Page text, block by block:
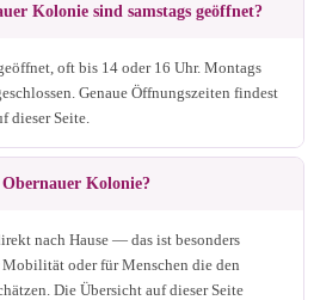
Kolonie sind samstags geöffnet?
oft bis 14 oder 16 Uhr. Montags
Genaue Öffnungszeiten findest
dieser Seite.
Kolonie?
nach Hause — das ist besonders
oder für Menschen die den
Die Übersicht auf dieser Seite